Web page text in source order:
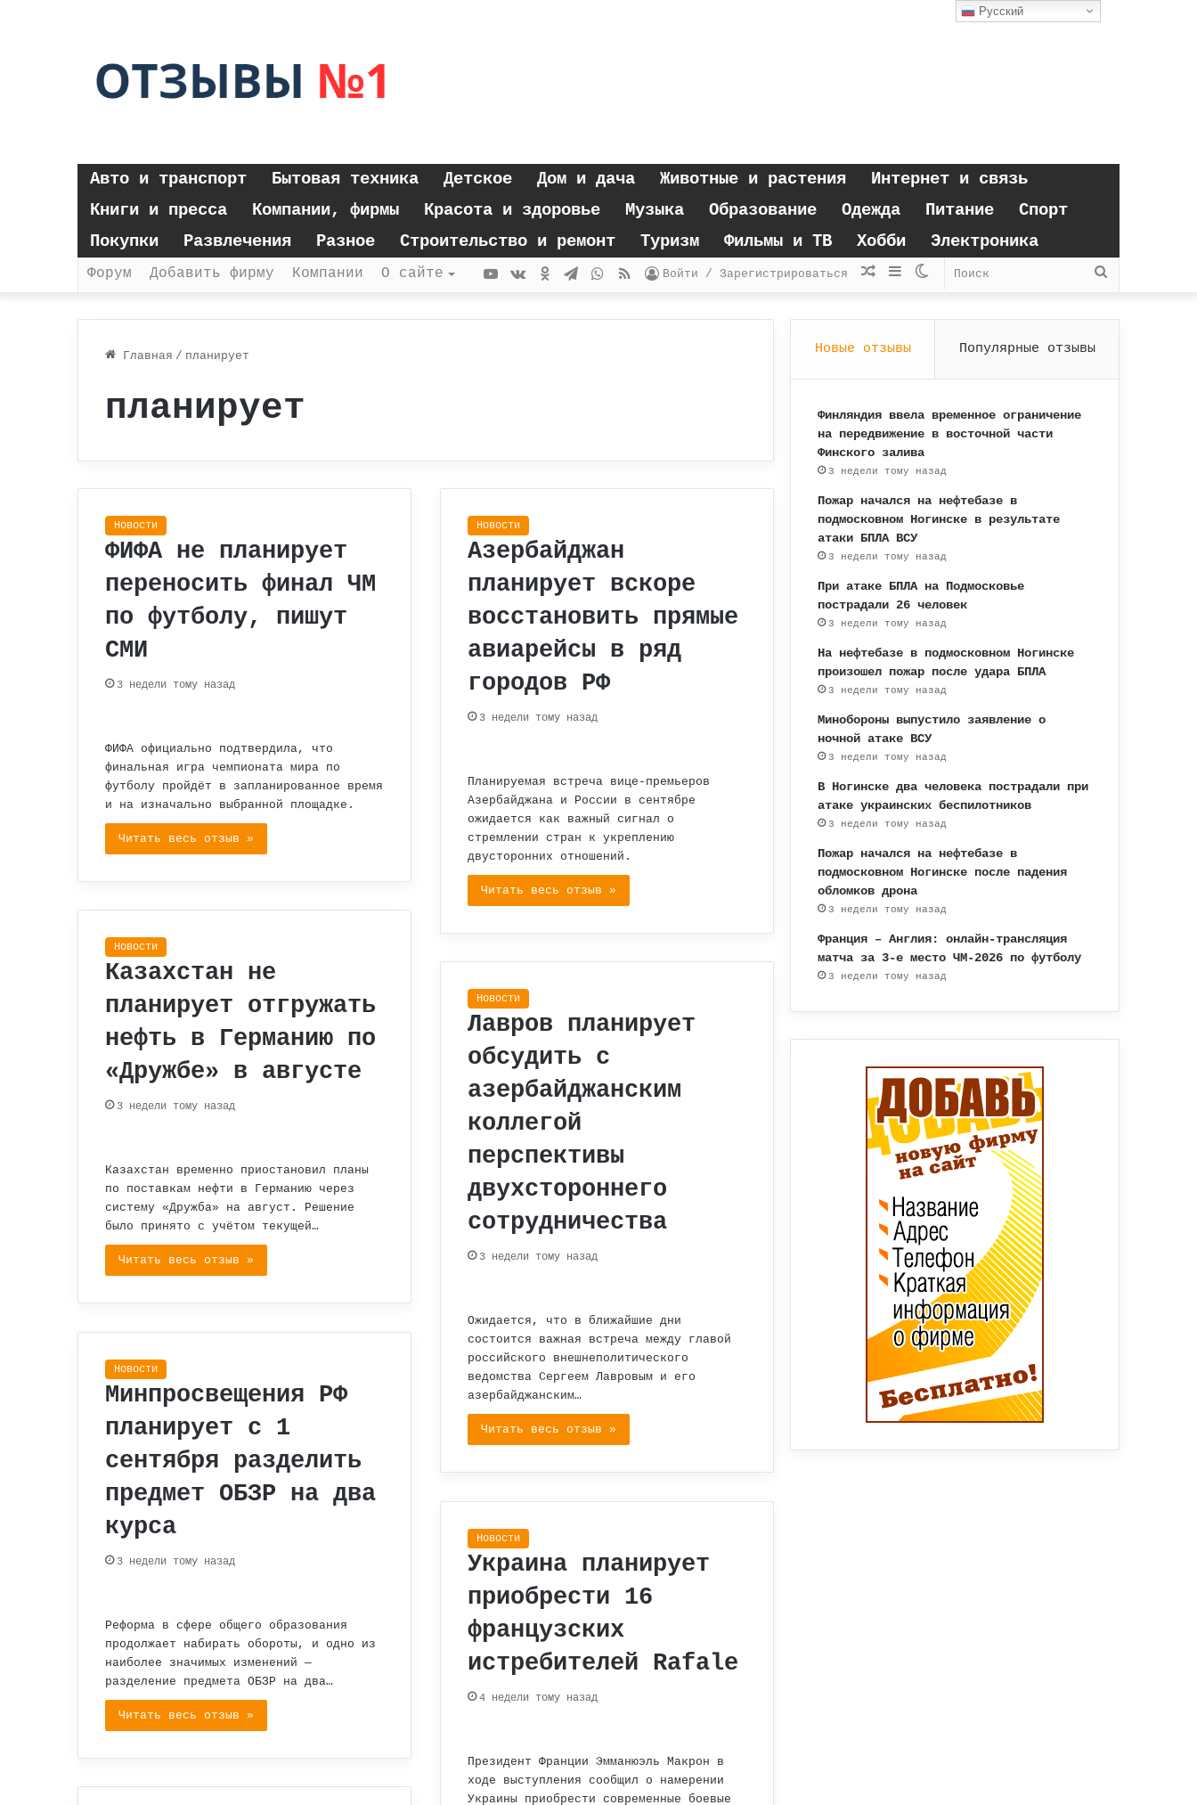
Авто и транспорт Бытовая техника Детское Дом и дача Животные и растения
Интернет и связь
Книги и пресса
Компании, фирмы Красота и здоровье Музыка Образование Одежда Питание
Спорт
Покупки
Развлечения Разное Строительство и ремонт Туризм Фильмы и ТВ Хобби Электроника
Форум Добавить фирму Компании О сайте Поиск
Switch
Sidebar
Случайная
Войти / Зарегистрироваться
RSS
WhatsApp
Telegram
Одноклассники
vk.com
YouTube
Главная / планирует
планирует
Новости
ФИФА не планирует
переносить финал ЧМ
по футболу, пишут
СМИ
3 недели тому назад
ФИФА официально подтвердила, что
финальная игра чемпионата мира по
футболу пройдёт в запланированное время
и на изначально выбранной площадке.
Читать весь отзыв »
Новости
Азербайджан
планирует вскоре
восстановить прямые
авиарейсы в ряд
городов РФ
3 недели тому назад
Планируемая встреча вице-премьеров
Азербайджана и России в сентябре
ожидается как важный сигнал о
стремлении стран к укреплению
двусторонних отношений.
Читать весь отзыв »
Новости
Казахстан не
планирует отгружать
нефть в Германию по
«Дружбе» в августе
3 недели тому назад
Казахстан временно приостановил планы
по поставкам нефти в Германию через
систему «Дружба» на август. Решение
было принято с учётом текущей…
Читать весь отзыв »
Новости
Лавров планирует
обсудить с
азербайджанским
коллегой
перспективы
двухстороннего
сотрудничества
3 недели тому назад
Ожидается, что в ближайшие дни
состоится важная встреча между главой
российского внешнеполитического
ведомства Сергеем Лавровым и его
азербайджанским…
Читать весь отзыв »
Новости
Минпросвещения РФ
планирует с 1
сентября разделить
предмет ОБЗР на два
курса
3 недели тому назад
Реформа в сфере общего образования
продолжает набирать обороты, и одно из
наиболее значимых изменений —
разделение предмета ОБЗР на два…
Читать весь отзыв »
Новости
Украина планирует
приобрести 16
французских
истребителей Rafale
4 недели тому назад
Президент Франции Эмманюэль Макрон в
ходе выступления сообщил о намерении
Украины приобрести современные боевые
Новые отзывы Популярные отзывы
Финляндия ввела временное ограничение
на передвижение в восточной части
Финского залива
3 недели тому назад
Пожар начался на нефтебазе в
подмосковном Ногинске в результате
атаки БПЛА ВСУ
3 недели тому назад
При атаке БПЛА на Подмосковье
пострадали 26 человек
3 недели тому назад
На нефтебазе в подмосковном Ногинске
произошел пожар после удара БПЛА
3 недели тому назад
Минобороны выпустило заявление о
ночной атаке ВСУ
3 недели тому назад
В Ногинске два человека пострадали при
атаке украинских беспилотников
3 недели тому назад
Пожар начался на нефтебазе в
подмосковном Ногинске после падения
обломков дрона
3 недели тому назад
Франция – Англия: онлайн-трансляция
матча за 3-е место ЧМ-2026 по футболу
3 недели тому назад
Русский